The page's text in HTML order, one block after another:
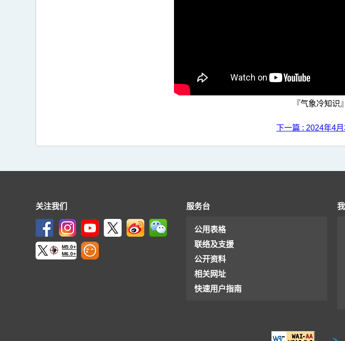
『气象冷知识
下一篇 : 2024年4
关注我们
M5.0+
M6.0+
服务台
公用表格
联络及支援
公开资料
相关网址
快速用户指南